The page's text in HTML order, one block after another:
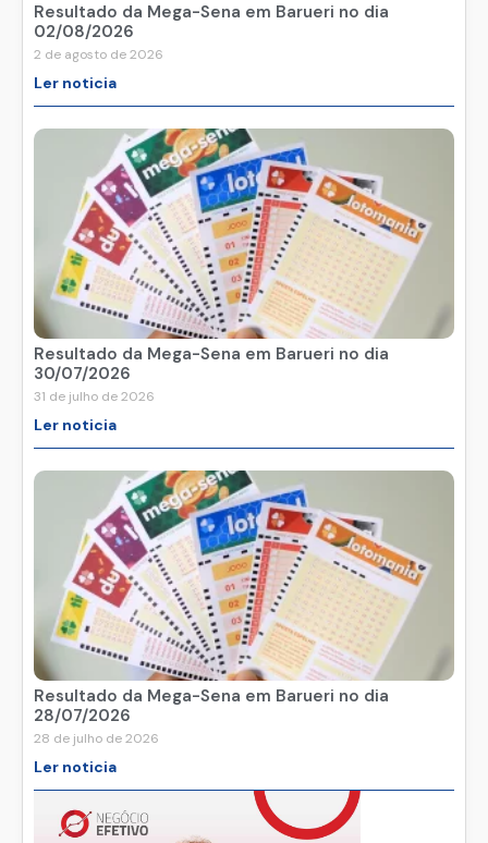
Resultado da Mega-Sena em Barueri no dia
02/08/2026
2 de agosto de 2026
Ler noticia
Resultado da Mega-Sena em Barueri no dia
30/07/2026
31 de julho de 2026
Ler noticia
Resultado da Mega-Sena em Barueri no dia
28/07/2026
28 de julho de 2026
Ler noticia